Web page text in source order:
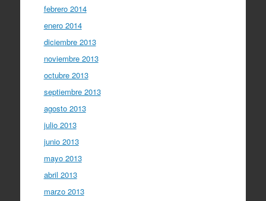
febrero 2014
enero 2014
diciembre 2013
noviembre 2013
octubre 2013
septiembre 2013
agosto 2013
julio 2013
junio 2013
mayo 2013
abril 2013
marzo 2013